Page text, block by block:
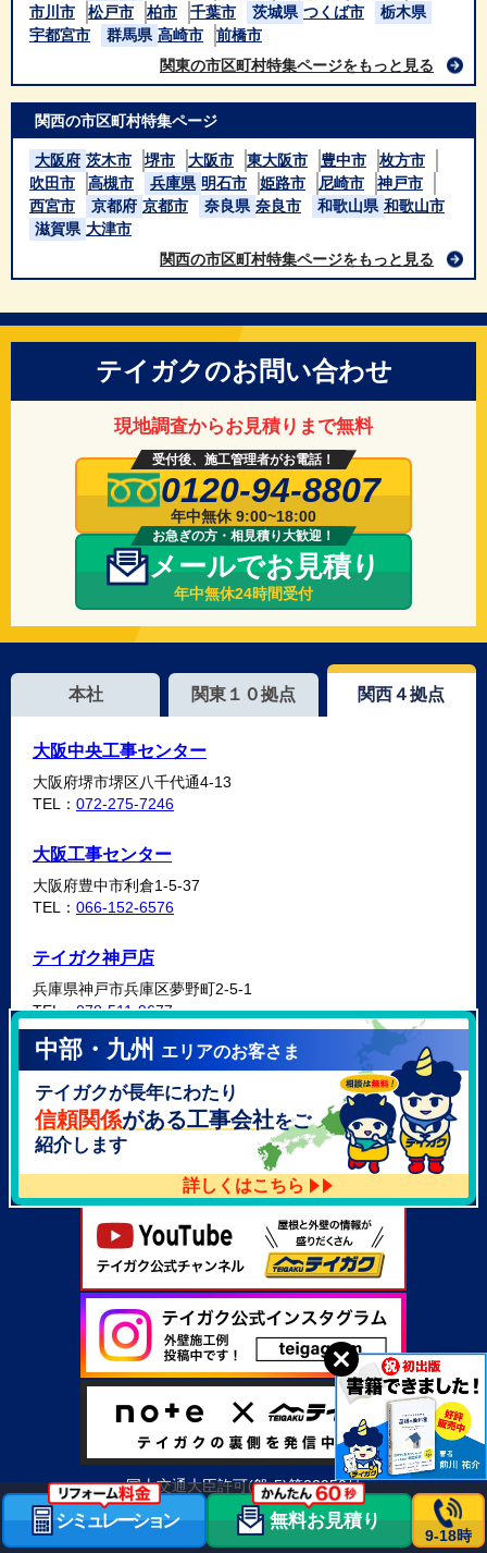
市川市
松戸市 柏市 千葉市 茨城県 つくば市
栃木県
宇都宮市
群馬県 高崎市
前橋市
関東の市区町村特集ページをもっと見る
関西の市区町村特集ページ
大阪府 茨木市 堺市 大阪市 東大阪市 豊中市
枚方市
吹田市
高槻市 兵庫県 明石市 姫路市 尼崎市
神戸市
西宮市
京都府 京都市 奈良県 奈良市 和歌山県 和歌山市
滋賀県 大津市
関西の市区町村特集ページをもっと見る
テイガクのお問い合わせ
現地調査からお見積りまで無料
受付後、施工管理者がお電話！
0120-94-8807
年中無休 9:00~18:00
お急ぎの方・相見積り大歓迎！
メールでお見積り
年中無休24時間受付
本社 関東１０拠点 関西４拠点
大阪中央工事センター
大阪府堺市堺区八千代通4-13
TEL： 072-275-7246
大阪工事センター
大阪府豊中市利倉1-5-37
TEL： 066-152-6576
テイガク神戸店
兵庫県神戸市兵庫区夢野町2-5-1
TEL：078-511-9677
テイガク泉北・泉南店
大阪府泉北郡忠岡町高月南3-14
TEL：072-521-2637
中部・九州 エリアのお客さま
テイガクが長年にわたり
信頼関係がある工事会社をご
紹介します
詳しくはこちら
国土交通大臣許可(般-5)第22950号
シミュレーション 無料お見積り
9-18時